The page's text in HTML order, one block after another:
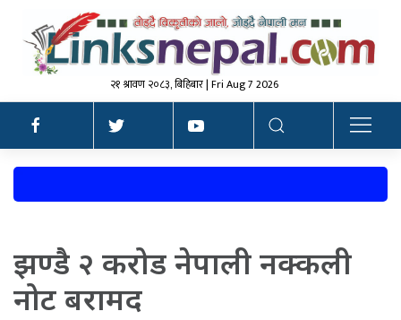
२१ श्रावण २०८३, बिहिबार | Fri Aug 7 2026
झण्डै २ करोड नेपाली नक्कली
नोट बरामद